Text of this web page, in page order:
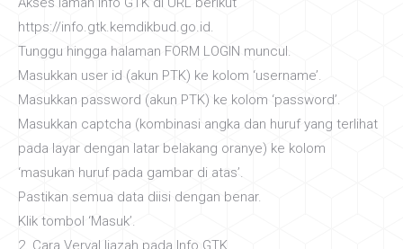
https://info.gtk.kemdikbud.go.id.
Tunggu hingga halaman FORM LOGIN muncul.
Masukkan user id (akun PTK) ke kolom ‘username’.
Masukkan password (akun PTK) ke kolom ‘password’.
Masukkan captcha (kombinasi angka dan huruf yang terlihat
pada layar dengan latar belakang oranye) ke kolom
‘masukan huruf pada gambar di atas’.
Pastikan semua data diisi dengan benar.
Klik tombol ‘Masuk’.